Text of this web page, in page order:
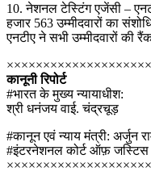
10. नेशनल टेस्टिंग एजेंसी –
हजार 563 उम्मीदवारों का
एनटीए ने सभी उम्मीदवारों की
कानूनी रिपोर्ट
#भारत के मुख्य न्यायाधीश:
श्री धनंजय वाई. चंद्रचूड़
#कानून एवं न्याय मंत्री: अर्जुन
#इंटरनेशनल कोर्ट ऑफ़ जस्टिस